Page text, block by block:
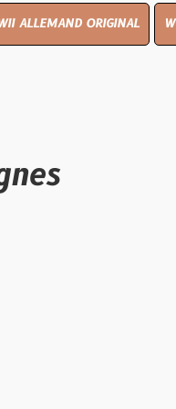
WWII UK